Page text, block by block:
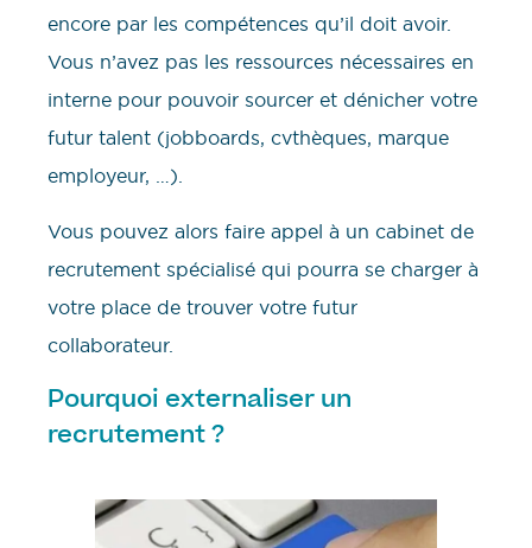
encore par les compétences qu’il doit avoir.
Vous n’avez pas les ressources nécessaires en
interne pour pouvoir sourcer et dénicher votre
futur talent (jobboards, cvthèques, marque
employeur, …).
Vous pouvez alors faire appel à un cabinet de
recrutement spécialisé qui pourra se charger à
votre place de trouver votre futur
collaborateur.
Pourquoi externaliser un
recrutement ?